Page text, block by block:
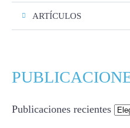
ARTÍCULOS
Publicaciones recientes